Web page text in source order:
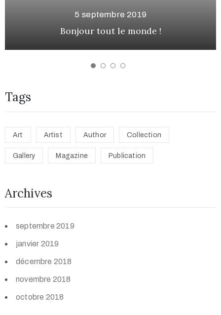
5 septembre 2019
Bonjour tout le monde !
Tags
Art Artist Author Collection
Gallery Magazine Publication
Archives
septembre 2019
janvier 2019
décembre 2018
novembre 2018
octobre 2018